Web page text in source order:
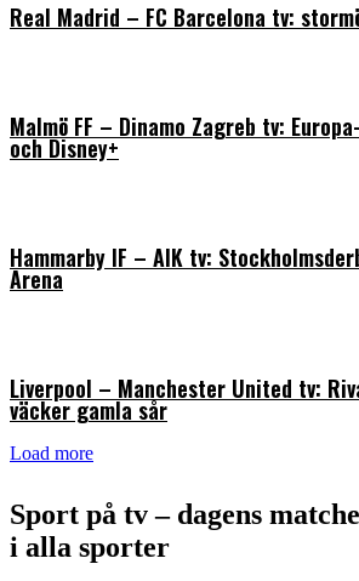
Real Madrid – FC Barcelona tv:
Malmö FF – Dinamo Zagreb tv:
och Disney+
Hammarby IF – AIK tv:
Arena
Liverpool – Manchester United tv:
väcker gamla sår
Load more
Sport på tv – dagens
i alla sporter